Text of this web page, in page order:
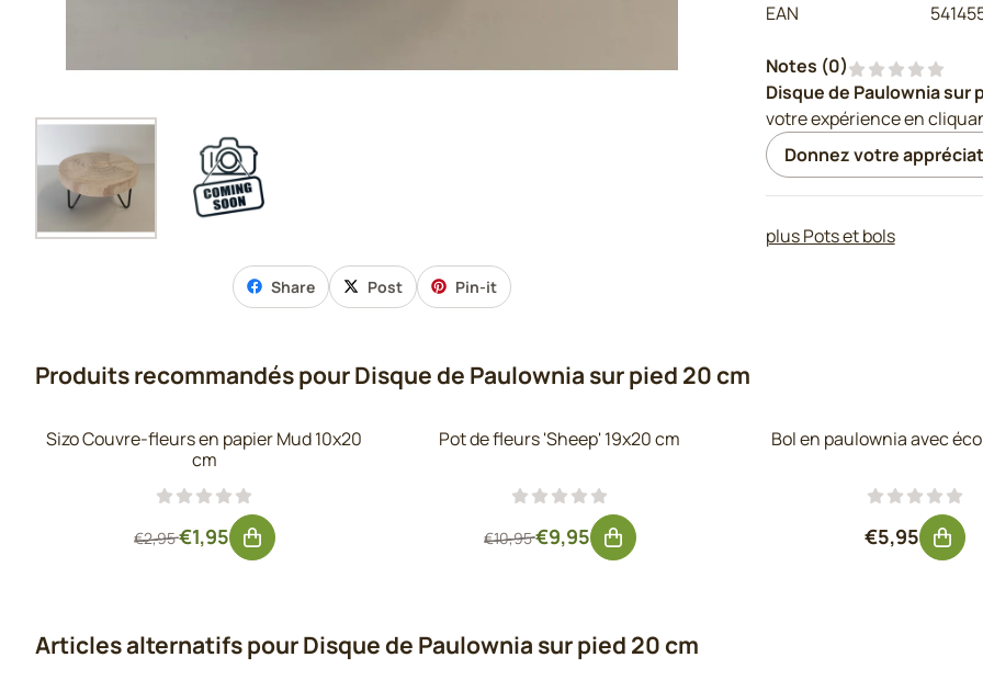
Share Post Pin-it
EAN
Notes (0)
Disque de Paulownia sur
votre expérience en
Donnez votre
plus Pots et bols
Produits recommandés pourDisque de Paulownia sur pied 20 cm
Sizo Couvre-fleurs en papier Mud 10x20
cm
Par2,95 pour 1,95, hors TVA : 1,61
€2,95€1,95
Pot de fleurs 'Sheep' 19x20 cm
Par10,95 pour 9,95, hors TVA : 8,22
€10,95€9,95
Bol en paulownia avec
Prix: 5,95,
€5,95
Articles alternatifs pourDisque de Paulownia sur pied 20 cm